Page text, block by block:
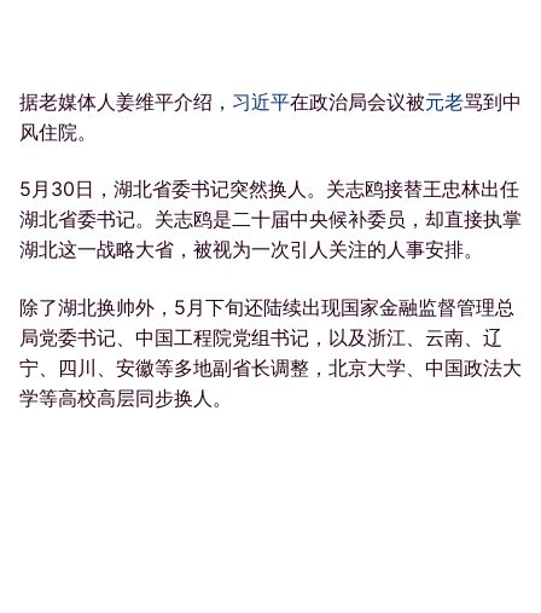
据老媒体人姜维平介绍， 习近平在政治局会议被元老骂到中
风住院。
5月30日，湖北省委书记突然换人。关志鸥接替王忠林出任
湖北省委书记。关志鸥是二十届中央候补委员，却直接执掌
湖北这一战略大省，被视为一次引人关注的人事安排。
除了湖北换帅外，5月下旬还陆续出现国家金融监督管理总
局党委书记、中国工程院党组书记，以及浙江、云南、辽
宁、四川、安徽等多地副省长调整，北京大学、中国政法大
学等高校高层同步换人。